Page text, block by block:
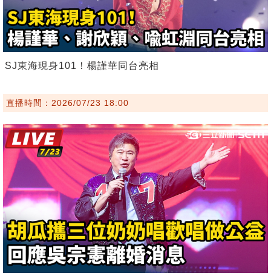
SJ東海現身101！楊謹華同台亮相
直播時間：2026/07/23 18:00